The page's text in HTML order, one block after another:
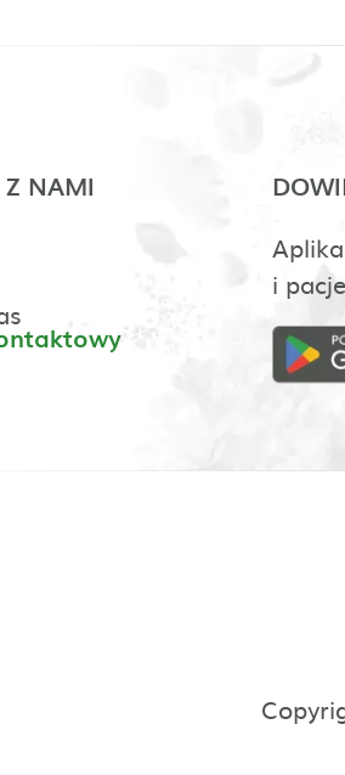
Z NAMI
i